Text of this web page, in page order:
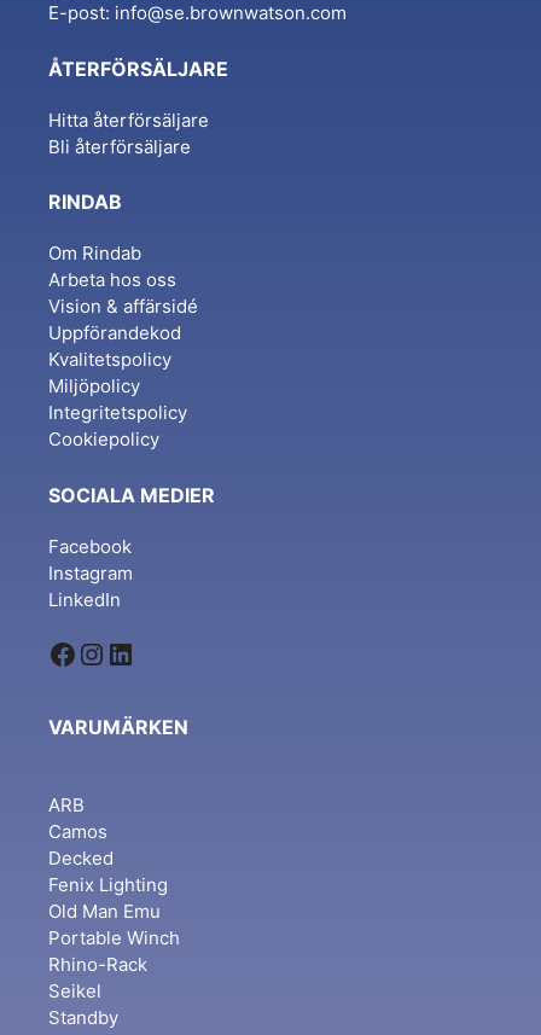
E-post: info@se.brownwatson.com
ÅTERFÖRSÄLJARE
Hitta återförsäljare
Bli återförsäljare
RINDAB
Om Rindab
Arbeta hos oss
Vision & affärsidé
Uppförandekod
Kvalitetspolicy
Miljöpolicy
Integritetspolicy
Cookiepolicy
SOCIALA MEDIER
Facebook
Instagram
LinkedIn
Facebook
Instagram
LinkedIn
VARUMÄRKEN
ARB
Camos
Decked
Fenix Lighting
Old Man Emu
Portable Winch
Rhino-Rack
Seikel
Standby